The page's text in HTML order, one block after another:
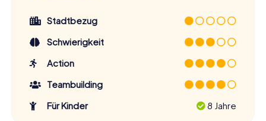
Stadtbezug
Schwierigkeit
Action
Teambuilding
Für Kinder
8 Jahre